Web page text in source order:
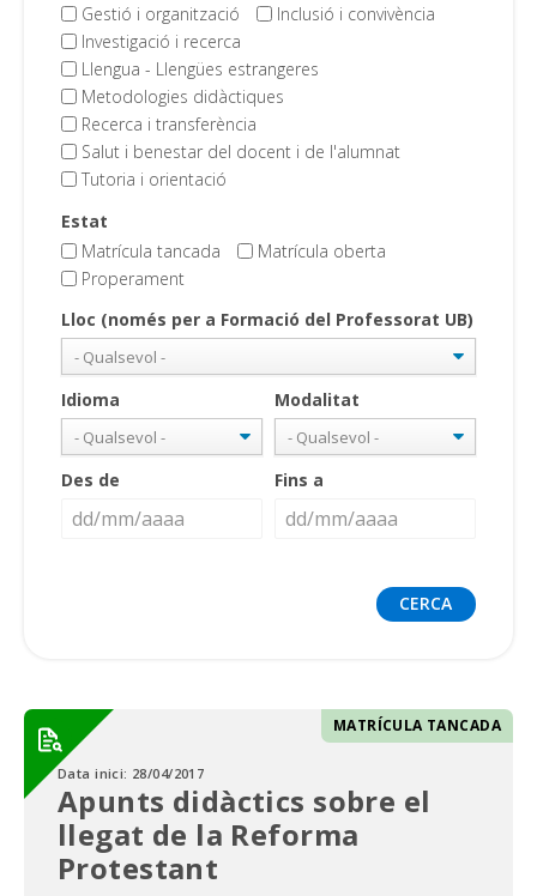
Gestió i organització
Inclusió i convivència
Investigació i recerca
Llengua - Llengües estrangeres
Metodologies didàctiques
Recerca i transferència
Salut i benestar del docent i de l'alumnat
Tutoria i orientació
Estat
Matrícula tancada
Matrícula oberta
Properament
Lloc (només per a Formació del Professorat UB)
Idioma Modalitat
Des de Fins a
MATRÍCULA TANCADA
Data inici: 28/04/2017
Apunts didàctics sobre el
llegat de la Reforma
Protestant